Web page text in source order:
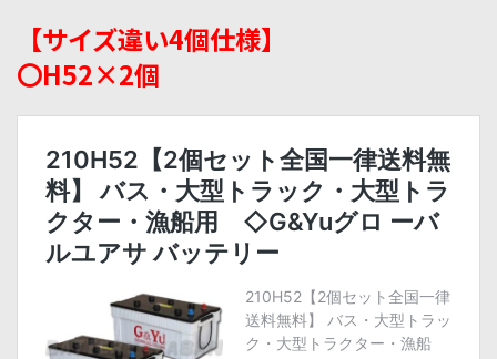
【サイズ違い4個仕様】
〇H52×2個